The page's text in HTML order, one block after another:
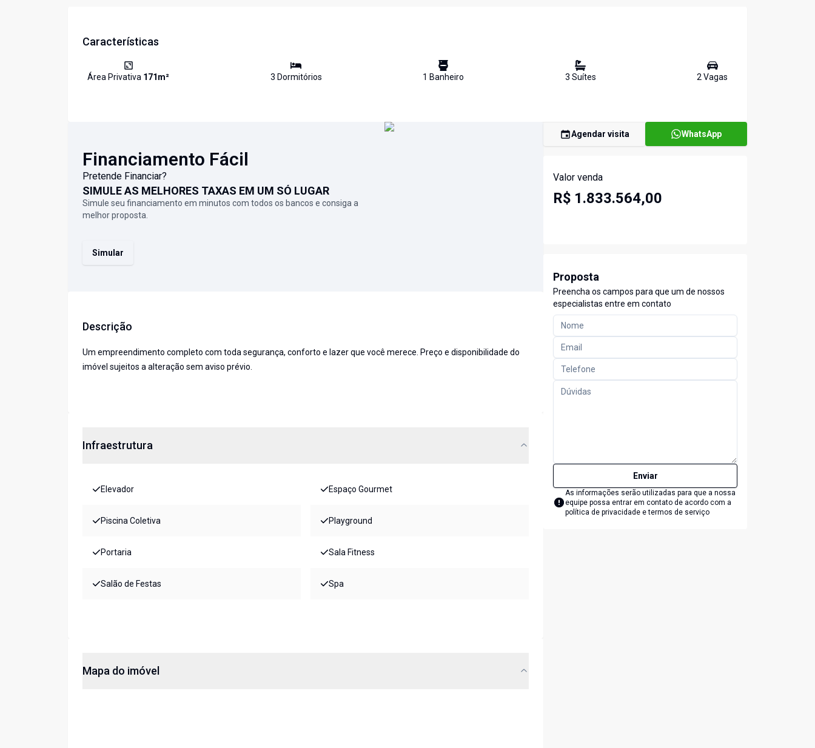
Características
Área Privativa 171m² 3 Dormitórios 1 Banheiro 3 Suítes 2Vagas
Financiamento Fácil
Pretende Financiar?
SIMULE AS MELHORES TAXAS EM UM SÓ LUGAR
Simule seu financiamento em minutos com todos os bancos e consiga a
melhor proposta.
Simular
Descrição
Um empreendimento completo com toda segurança, conforto e lazer que você merece. Preço e disponibilidade do
imóvel sujeitos a alteração sem aviso prévio.
Infraestrutura
Elevador Espaço Gourmet
Piscina Coletiva Playground
Portaria Sala Fitness
Salão de Festas Spa
Mapa do imóvel
Agendar visita WhatsApp
Valor venda
R$ 1.833.564,00
Proposta
Preencha os campos para que um de nossos
especialistas entre em contato
Enviar
As informações serão utilizadas para que a nossa
equipe possa entrar em contato de acordo com a
política de privacidade e termos de serviço